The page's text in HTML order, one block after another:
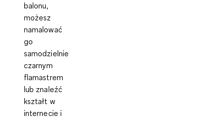
balonu,
możesz
namalować
go
samodzielnie
czarnym
flamastrem
lub znaleźć
kształt w
internecie i